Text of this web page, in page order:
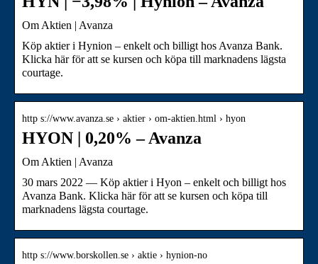
Om Aktien | Avanza
Köp aktier i Hynion – enkelt och billigt hos Avanza Bank.
Klicka här för att se kursen och köpa till marknadens lägsta
courtage.
http s://www.avanza.se › aktier › om-aktien.html › hyon
HYON | 0,20% – Avanza
Om Aktien | Avanza
30 mars 2022 — Köp aktier i Hyon – enkelt och billigt hos
Avanza Bank. Klicka här för att se kursen och köpa till
marknadens lägsta courtage.
http s://www.borskollen.se › aktie › hynion-no